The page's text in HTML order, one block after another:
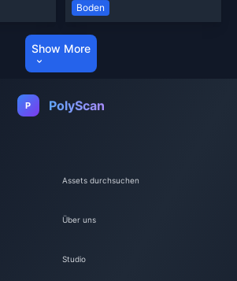
Boden
Show More
P PolyScan
Assets durchsuchen
Über uns
Studio